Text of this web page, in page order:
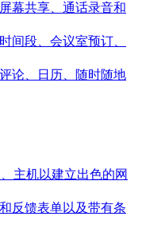
幕共享、通话录音和
间段、会议室预订、
论、日历、随时随地
主机以建立出色的网
反馈表单以及带有条